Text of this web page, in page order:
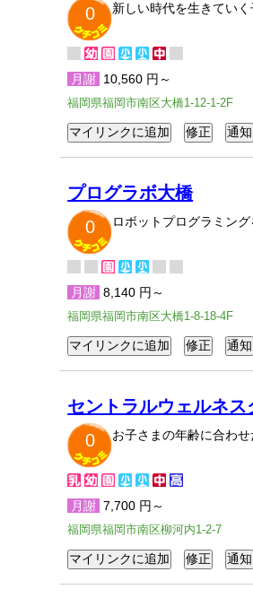
0
新しい時代を生きてい
月謝 10,560 円～
福岡県福岡市南区大橋1-12-1-2F
プログラボ大橋
0
ロボットプログラミン
月謝 8,140 円～
福岡県福岡市南区大橋1-8-18-4F
セントラルウェルネ
0
お子さまの年齢に合わ
月謝 7,700 円～
福岡県福岡市南区柳河内1-2-7